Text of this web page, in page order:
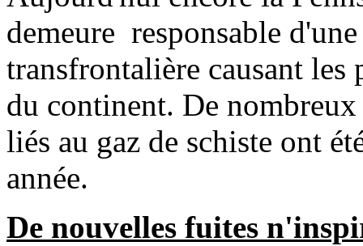
demeure responsable
transfrontalière causant les
du continent. De
liés au gaz de schiste ont
année.
De nouvelles fuites